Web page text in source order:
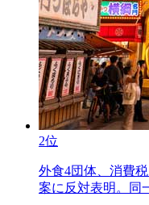
2位
外食4団体、消費
案に反対表明。同